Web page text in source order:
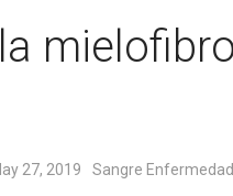
27, 2019 Sangre